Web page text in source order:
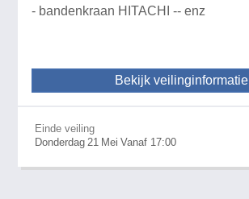
- bandenkraan HITACHI -- enz
Bekijk veilinginformatie
Einde veiling
Donderdag 21 Mei Vanaf 17:00